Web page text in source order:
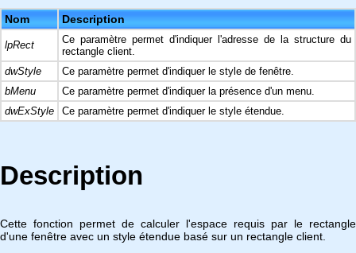
Nom Description
lpRect
Ce paramètre permet d'indiquer l'adresse de la structure du
rectangle client.
dwStyle
Ce paramètre permet d'indiquer le style de fenêtre.
bMenu
Ce paramètre permet d'indiquer la présence d'un menu.
dwExStyle
Ce paramètre permet d'indiquer le style étendue.
Description
Cette fonction permet de calculer l'espace requis par le rectangle
d'une fenêtre avec un style étendue basé sur un rectangle client.